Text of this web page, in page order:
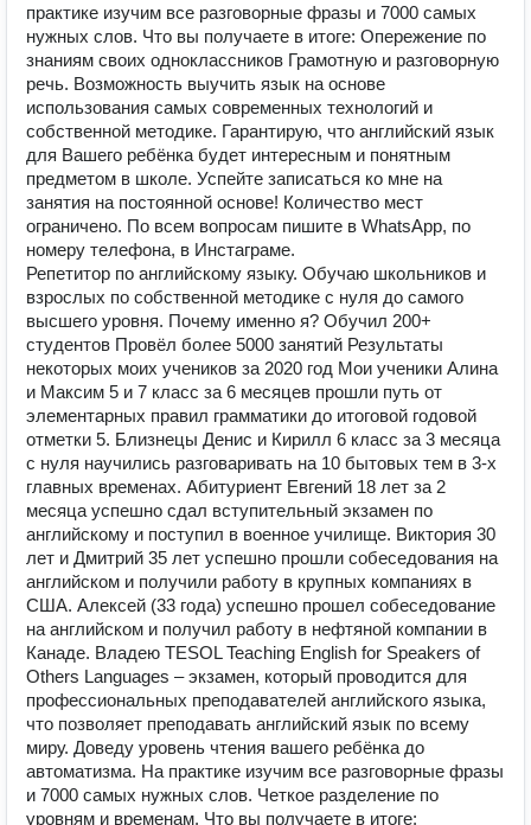
практике изучим все разговорные фразы и 7000 самых
нужных слов. Что вы получаете в итоге: Опережение по
знаниям своих одноклассников Грамотную и разговорную
речь. Возможность выучить язык на основе
использования самых современных технологий и
собственной методике. Гарантирую, что английский язык
для Вашего ребёнка будет интересным и понятным
предметом в школе. Успейте записаться ко мне на
занятия на постоянной основе! Количество мест
ограничено. По всем вопросам пишите в WhatsApp, по
номеру телефона, в Инстаграме.
Репетитор по английскому языку. Обучаю школьников и
взрослых по собственной методике с нуля до самого
высшего уровня. Почему именно я? Обучил 200+
студентов Провёл более 5000 занятий Результаты
некоторых моих учеников за 2020 год Мои ученики Алина
и Максим 5 и 7 класс за 6 месяцев прошли путь от
элементарных правил грамматики до итоговой годовой
отметки 5. Близнецы Денис и Кирилл 6 класс за 3 месяца
с нуля научились разговаривать на 10 бытовых тем в 3-х
главных временах. Абитуриент Евгений 18 лет за 2
месяца успешно сдал вступительный экзамен по
английскому и поступил в военное училище. Виктория 30
лет и Дмитрий 35 лет успешно прошли собеседования на
английском и получили работу в крупных компаниях в
США. Алексей (33 года) успешно прошел собеседование
на английском и получил работу в нефтяной компании в
Канаде. Владею TESOL Teaching English for Speakers of
Others Languages – экзамен, который проводится для
профессиональных преподавателей английского языка,
что позволяет преподавать английский язык по всему
миру. Доведу уровень чтения вашего ребёнка до
автоматизма. На практике изучим все разговорные фразы
и 7000 самых нужных слов. Четкое разделение по
уровням и временам. Что вы получаете в итоге: